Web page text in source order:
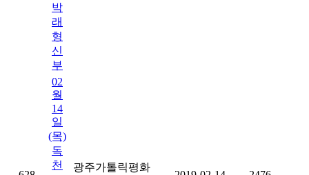
박
래
형
신
부
02
월
14
일
(목)
독
천
광주가톨릭평화